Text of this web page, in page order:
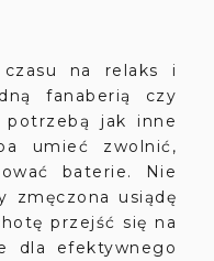
czasu na relaks i
fanaberią czy
potrzebą jak inne
umieć zwolnić,
baterie. Nie
zmęczona usiądę
przejść się na
dla efektywnego